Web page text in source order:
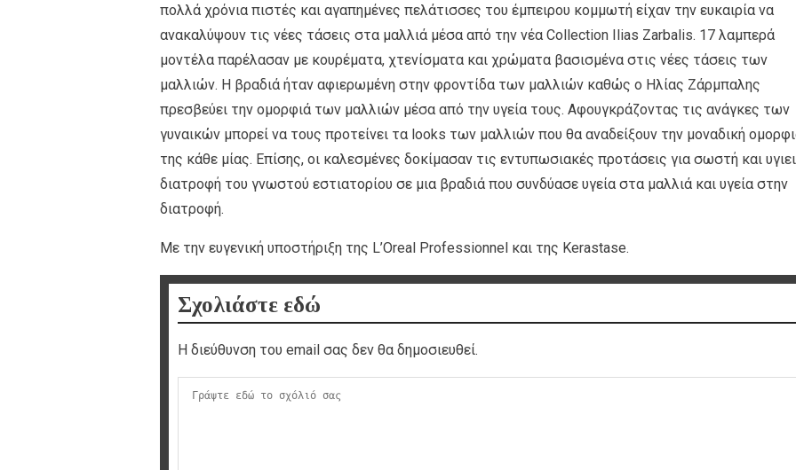
πολλά χρόνια πιστές και αγαπημένες πελάτισσες του έμπειρου κομμωτή είχαν την ευκαιρία να
ανακαλύψουν τις νέες τάσεις στα μαλλιά μέσα από την νέα Collection Ilias Zarbalis. 17 λαμπερά
μοντέλα παρέλασαν με κουρέματα, χτενίσματα και χρώματα βασισμένα στις νέες τάσεις των
μαλλιών. Η βραδιά ήταν αφιερωμένη στην φροντίδα των μαλλιών καθώς ο Ηλίας Ζάρμπαλης
πρεσβεύει την ομορφιά των μαλλιών μέσα από την υγεία τους. Αφουγκράζοντας τις ανάγκες των
γυναικών μπορεί να τους προτείνει τα looks των μαλλιών που θα αναδείξουν την μοναδική
της κάθε μίας. Επίσης, οι καλεσμένες δοκίμασαν τις εντυπωσιακές προτάσεις για σωστή και
διατροφή του γνωστού εστιατορίου σε μια βραδιά που συνδύασε υγεία στα μαλλιά και υγεία στην
διατροφή.
Με την ευγενική υποστήριξη της L’Oreal Professionnel και της Kerastase.
Σχολιάστε εδώ
Η διεύθυνση του email σας δεν θα δημοσιευθεί.